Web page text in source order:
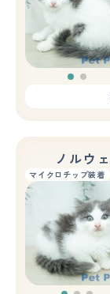
ノルウ
マイクロチップ装着